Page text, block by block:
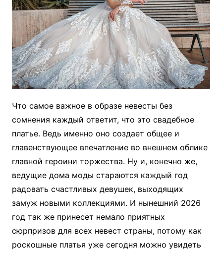
Что самое важное в образе невесты без
сомнения каждый ответит, что это свадебное
платье. Ведь именно оно создает общее и
главенствующее впечатление во внешнем облике
главной героини торжества. Ну и, конечно же,
ведущие дома моды стараются каждый год
радовать счастливых девушек, выходящих
замуж новыми коллекциями. И нынешний 2026
год так же принесет немало приятных
сюрпризов для всех невест страны, потому как
роскошные платья уже сегодня можно увидеть